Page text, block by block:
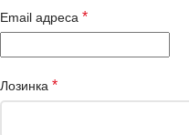
Email адреса *
Лозинка *